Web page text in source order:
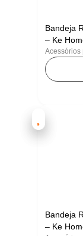
Bandeja
– Ke
Acessórios
Bandeja
– Ke